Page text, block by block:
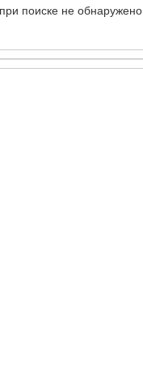
поиске не обнаружено